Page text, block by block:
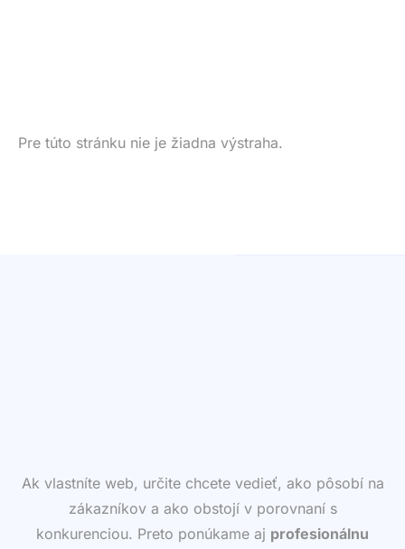
Pre túto stránku nie je žiadna výstraha.
Ak vlastníte web, určite chcete vedieť, ako pôsobí na
zákazníkov a ako obstojí v porovnaní s
konkurenciou. Preto ponúkame aj profesionálnu